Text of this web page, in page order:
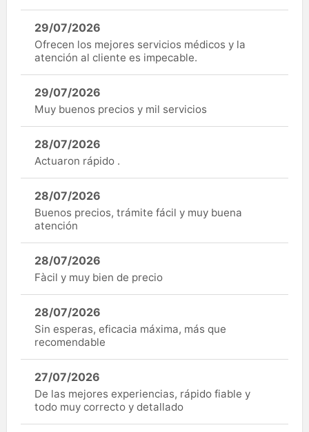
29/07/2026
Ofrecen los mejores servicios médicos y la
atención al cliente es impecable.
29/07/2026
Muy buenos precios y mil servicios
28/07/2026
Actuaron rápido .
28/07/2026
Buenos precios, trámite fácil y muy buena
atención
28/07/2026
Fàcil y muy bien de precio
28/07/2026
Sin esperas, eficacia máxima, más que
recomendable
27/07/2026
De las mejores experiencias, rápido fiable y
todo muy correcto y detallado